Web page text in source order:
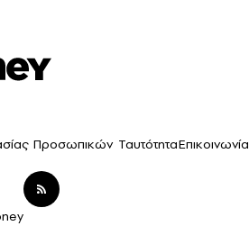
Προσωπικών ΤαυτότηταΕπικοινωνία